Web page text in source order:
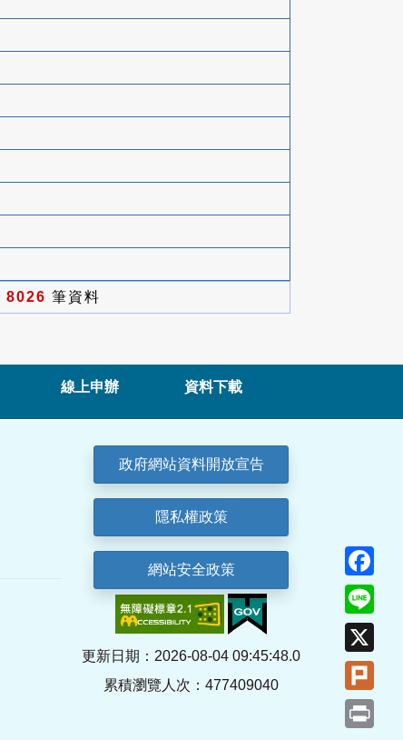
8026 筆資料
線上申辦 資料下載
政府網站資料開放宣告
隱私權政策
網站安全政策
更新日期：2026-08-04 09:45:48.0
累積瀏覽人次：477409040